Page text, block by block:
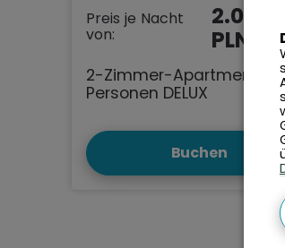
Preis je Nacht
von:
2.000
PLN
2-Zimmer-Apartment
Personen DELUX
Buchen